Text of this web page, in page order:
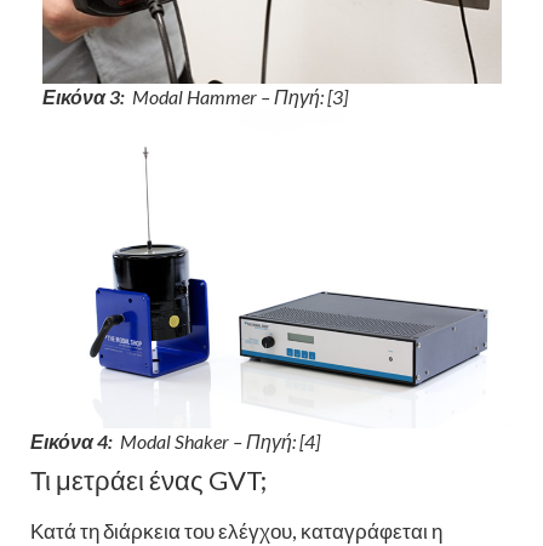
Εικόνα 3: Modal Hammer – Πηγή: [3]
Εικόνα 4: Modal Shaker – Πηγή: [4]
Τι μετράει ένας GVT;
Κατά τη διάρκεια του ελέγχου, καταγράφεται η